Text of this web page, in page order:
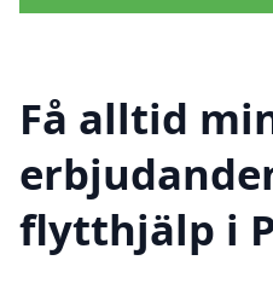
Få alltid
flytthjälp i